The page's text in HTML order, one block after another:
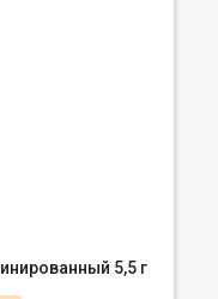
5,5 г